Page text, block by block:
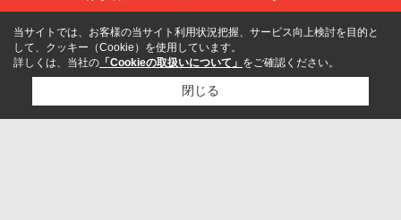
当サイトでは、お客様の当サイト利用状況把握、サービス向上検討を目的と
して、クッキー（Cookie）を使用しています。
詳しくは、当社の 「Cookieの取扱いについて」 をご確認ください。
閉じる